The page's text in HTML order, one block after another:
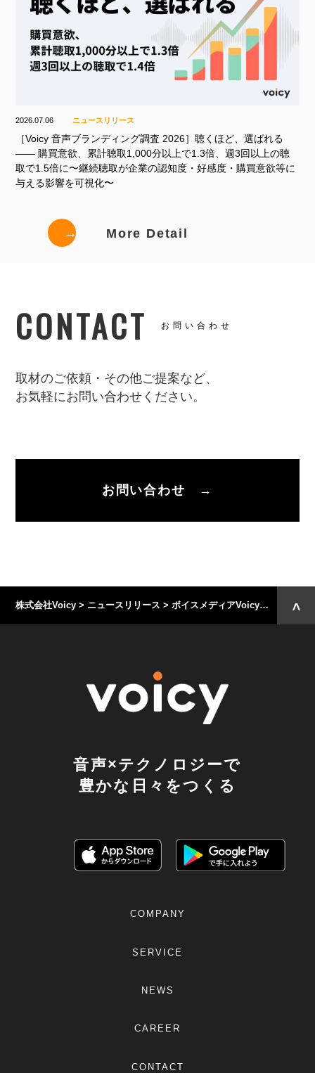
2026.07.06 ニュースリリース
［Voicy 音声ブランディング調査 2026］聴くほど、選ばれる
—— 購買意欲、累計聴取1,000分以上で1.3倍、週3回以上の聴
取で1.5倍に〜継続聴取が企業の認知度・好感度・購買意欲等に
与える影響を可視化〜
→ More Detail
CONTACT お問い合わせ
取材のご依頼・その他ご提案など、
お気軽にお問い合わせください。
お問い合わせ →
株式会社Voicy > ニュースリリース > ボイスメディアVoicyの「ベンチャーニュースで言いたい放題」が、プログラミング学習サービス「Progate」とスポンサー契約を締結
音声×テクノロジーで
豊かな日々をつくる
COMPANY
SERVICE
NEWS
CAREER
CONTACT